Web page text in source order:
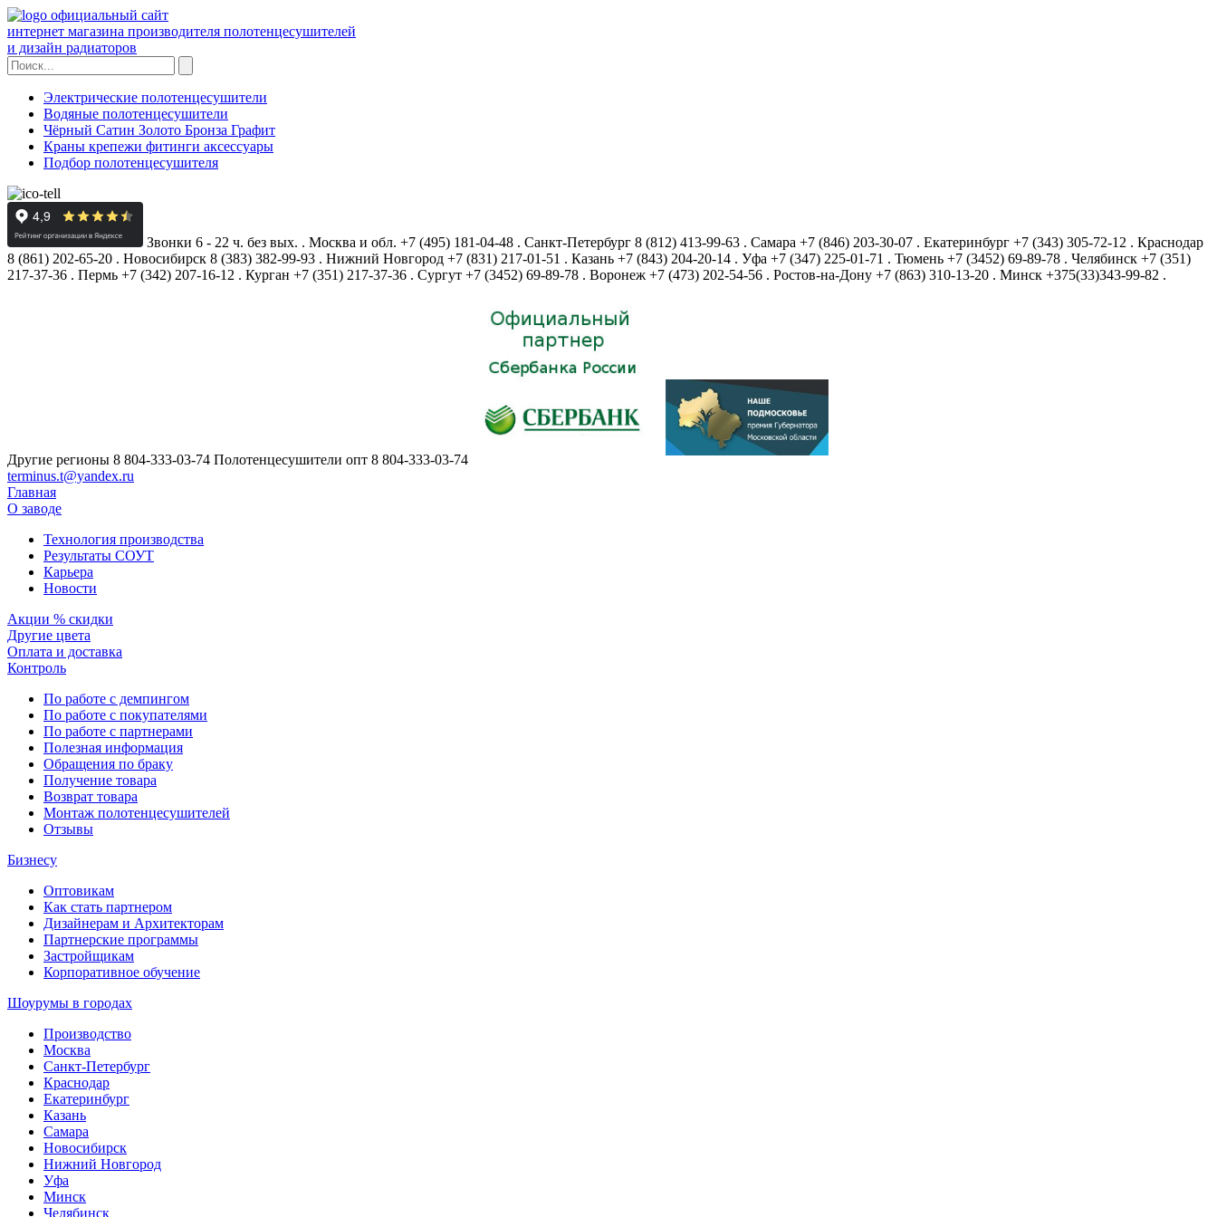
официальный сайт
интернет магазина производителя полотенцесушителей
и дизайн радиаторов
Электрические полотенцесушители
Водяные полотенцесушители
Чёрный Сатин Золото Бронза Графит
Краны крепежи фитинги аксессуары
Подбор полотенцесушителя
Звонки 6 - 22 ч. без вых. . Москва и обл. +7 (495) 181-04-48 . Санкт-Петербург 8 (812) 413-99-63 . Самара +7 (846) 203-30-07 . Екатеринбург +7 (343) 305-72-12 . Краснодар
8 (861) 202-65-20 . Новосибирск 8 (383) 382-99-93 . Нижний Новгород +7 (831) 217-01-51 . Казань +7 (843) 204-20-14 . Уфа +7 (347) 225-01-71 . Тюмень +7 (3452) 69-89-78 . Челябинск +7 (351)
217-37-36 . Пермь +7 (342) 207-16-12 . Курган +7 (351) 217-37-36 . Сургут +7 (3452) 69-89-78 . Воронеж +7 (473) 202-54-56 . Ростов-на-Дону +7 (863) 310-13-20 . Минск +375(33)343-99-82 .
Другие регионы 8 804-333-03-74 Полотенцесушители опт 8 804-333-03-74
terminus.t@yandex.ru
Главная
О заводе
Технология производства
Результаты СОУТ
Карьера
Новости
Акции % скидки
Другие цвета
Оплата и доставка
Контроль
По работе с демпингом
По работе с покупателями
По работе с партнерами
Полезная информация
Обращения по браку
Получение товара
Возврат товара
Монтаж полотенцесушителей
Отзывы
Бизнесу
Оптовикам
Как стать партнером
Дизайнерам и Архитекторам
Партнерские программы
Застройщикам
Корпоративное обучение
Шоурумы в городах
Производство
Москва
Санкт-Петербург
Краснодар
Екатеринбург
Казань
Самара
Новосибирск
Нижний Новгород
Уфа
Минск
Челябинск